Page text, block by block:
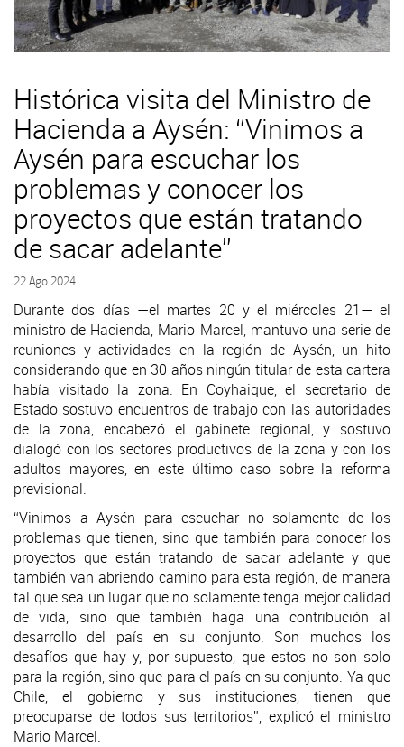
Histórica visita del Ministro de
Hacienda a Aysén: “Vinimos a
Aysén para escuchar los
problemas y conocer los
proyectos que están tratando
de sacar adelante”
22 Ago 2024
Durante dos días —el martes 20 y el miércoles 21— el
ministro de Hacienda, Mario Marcel, mantuvo una serie de
reuniones y actividades en la región de Aysén, un hito
considerando que en 30 años ningún titular de esta cartera
había visitado la zona. En Coyhaique, el secretario de
Estado sostuvo encuentros de trabajo con las autoridades
de la zona, encabezó el gabinete regional, y sostuvo
dialogó con los sectores productivos de la zona y con los
adultos mayores, en este último caso sobre la reforma
previsional.
“Vinimos a Aysén para escuchar no solamente de los
problemas que tienen, sino que también para conocer los
proyectos que están tratando de sacar adelante y que
también van abriendo camino para esta región, de manera
tal que sea un lugar que no solamente tenga mejor calidad
de vida, sino que también haga una contribución al
desarrollo del país en su conjunto. Son muchos los
desafíos que hay y, por supuesto, que estos no son solo
para la región, sino que para el país en su conjunto. Ya que
Chile, el gobierno y sus instituciones, tienen que
preocuparse de todos sus territorios”, explicó el ministro
Mario Marcel.